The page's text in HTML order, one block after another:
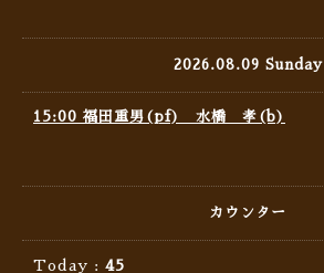
2026.08.09 Sunday
15:00 福田重男(pf) 水橋 孝(b)
カウンター
Today : 45